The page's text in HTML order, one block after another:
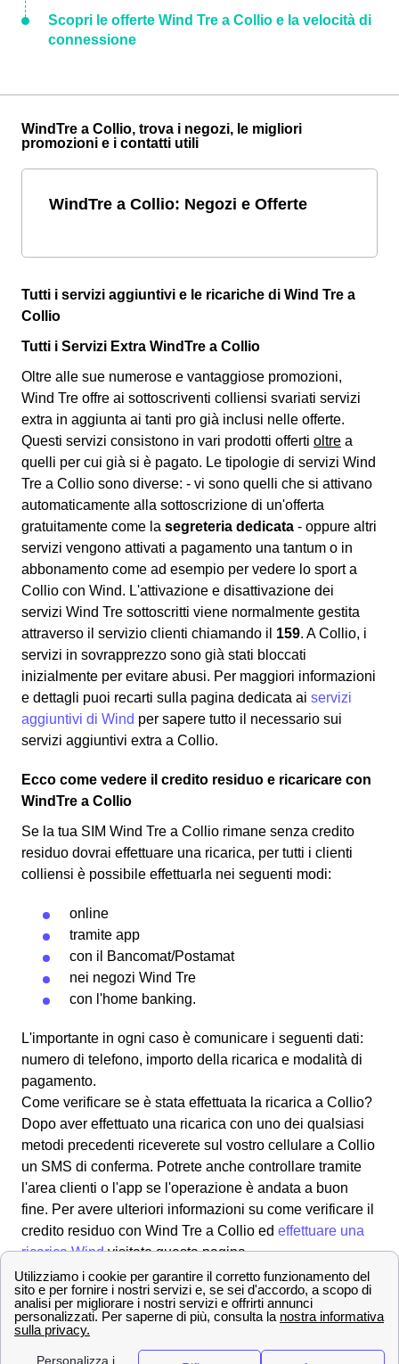
Scopri le offerte Wind Tre a Collio e la velocità di
connessione
WindTre a Collio, trova i negozi, le migliori
promozioni e i contatti utili
WindTre a Collio: Negozi e Offerte
Tutti i servizi aggiuntivi e le ricariche di Wind Tre a
Collio
Tutti i Servizi Extra WindTre a Collio
Oltre alle sue numerose e vantaggiose promozioni,
Wind Tre offre ai sottoscriventi colliensi svariati servizi
extra in aggiunta ai tanti pro già inclusi nelle offerte.
Questi servizi consistono in vari prodotti offerti oltre a
quelli per cui già si è pagato. Le tipologie di servizi Wind
Tre a Collio sono diverse: - vi sono quelli che si attivano
automaticamente alla sottoscrizione di un'offerta
gratuitamente come la segreteria dedicata - oppure altri
servizi vengono attivati a pagamento una tantum o in
abbonamento come ad esempio per vedere lo sport a
Collio con Wind. L'attivazione e disattivazione dei
servizi Wind Tre sottoscritti viene normalmente gestita
attraverso il servizio clienti chiamando il 159. A Collio, i
servizi in sovrapprezzo sono già stati bloccati
inizialmente per evitare abusi. Per maggiori informazioni
e dettagli puoi recarti sulla pagina dedicata ai servizi
aggiuntivi di Wind per sapere tutto il necessario sui
servizi aggiuntivi extra a Collio.
Ecco come vedere il credito residuo e ricaricare con
WindTre a Collio
Se la tua SIM Wind Tre a Collio rimane senza credito
residuo dovrai effettuare una ricarica, per tutti i clienti
colliensi è possibile effettuarla nei seguenti modi:
online
tramite app
con il
Bancomat/Postamat
nei negozi Wind Tre
con l'home banking.
L'importante in ogni caso è comunicare i seguenti dati:
numero di telefono, importo della ricarica e modalità di
pagamento.
Come verificare se è stata effettuata la ricarica a Collio?
Dopo aver effettuato una ricarica con uno dei qualsiasi
metodi precedenti riceverete sul vostro cellulare a Collio
un SMS di conferma. Potrete anche controllare tramite
l'area clienti o l'app se l'operazione è andata a buon
fine. Per avere ulteriori informazioni su come verificare il
credito residuo con Wind Tre a Collio ed effettuare una
ricarica Windvisitate questa pagina.
Tutti i numeri Wind Tre per l'assistenza clienti a
Collio
Scopri come effettuare una disdetta con Wind Tre a